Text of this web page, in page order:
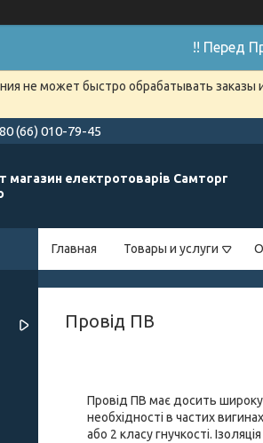
!! Перед
не может быстро обрабатывать
(66) 010-79-45
магазин електротоварів Самторг
Главная Товары и услуги
Провід ПВ
Провід ПВ має досить широку
необхідності в частих
або 2 класу гнучкості.